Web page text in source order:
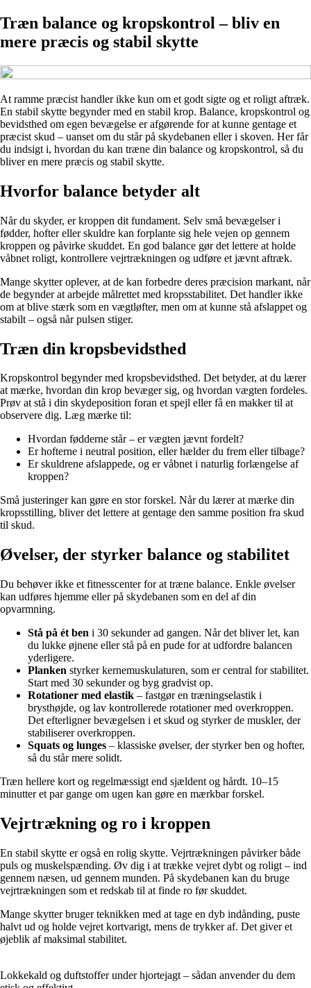
Træn balance og kropskontrol – bliv en
mere præcis og stabil skytte
At ramme præcist handler ikke kun om et godt sigte og et roligt aftræk.
En stabil skytte begynder med en stabil krop. Balance, kropskontrol og
bevidsthed om egen bevægelse er afgørende for at kunne gentage et
præcist skud – uanset om du står på skydebanen eller i skoven. Her får
du indsigt i, hvordan du kan træne din balance og kropskontrol, så du
bliver en mere præcis og stabil skytte.
Hvorfor balance betyder alt
Når du skyder, er kroppen dit fundament. Selv små bevægelser i
fødder, hofter eller skuldre kan forplante sig hele vejen op gennem
kroppen og påvirke skuddet. En god balance gør det lettere at holde
våbnet roligt, kontrollere vejrtrækningen og udføre et jævnt aftræk.
Mange skytter oplever, at de kan forbedre deres præcision markant, når
de begynder at arbejde målrettet med kropsstabilitet. Det handler ikke
om at blive stærk som en vægtløfter, men om at kunne stå afslappet og
stabilt – også når pulsen stiger.
Træn din kropsbevidsthed
Kropskontrol begynder med kropsbevidsthed. Det betyder, at du lærer
at mærke, hvordan din krop bevæger sig, og hvordan vægten fordeles.
Prøv at stå i din skydeposition foran et spejl eller få en makker til at
observere dig. Læg mærke til:
Hvordan fødderne står – er vægten jævnt fordelt?
Er hofterne i neutral position, eller hælder du frem eller tilbage?
Er skuldrene afslappede, og er våbnet i naturlig forlængelse af
kroppen?
Små justeringer kan gøre en stor forskel. Når du lærer at mærke din
kropsstilling, bliver det lettere at gentage den samme position fra skud
til skud.
Øvelser, der styrker balance og stabilitet
Du behøver ikke et fitnesscenter for at træne balance. Enkle øvelser
kan udføres hjemme eller på skydebanen som en del af din
opvarmning.
Stå på ét ben i 30 sekunder ad gangen. Når det bliver let, kan
du lukke øjnene eller stå på en pude for at udfordre balancen
yderligere.
Planken styrker kernemuskulaturen, som er central for stabilitet.
Start med 30 sekunder og byg gradvist op.
Rotationer med elastik – fastgør en træningselastik i
brysthøjde, og lav kontrollerede rotationer med overkroppen.
Det efterligner bevægelsen i et skud og styrker de muskler, der
stabiliserer overkroppen.
Squats og lunges – klassiske øvelser, der styrker ben og hofter,
så du står mere solidt.
Træn hellere kort og regelmæssigt end sjældent og hårdt. 10–15
minutter et par gange om ugen kan gøre en mærkbar forskel.
Vejrtrækning og ro i kroppen
En stabil skytte er også en rolig skytte. Vejrtrækningen påvirker både
puls og muskelspænding. Øv dig i at trække vejret dybt og roligt – ind
gennem næsen, ud gennem munden. På skydebanen kan du bruge
vejrtrækningen som et redskab til at finde ro før skuddet.
Mange skytter bruger teknikken med at tage en dyb indånding, puste
halvt ud og holde vejret kortvarigt, mens de trykker af. Det giver et
øjeblik af maksimal stabilitet.
Lokkekald og duftstoffer under hjortejagt – sådan anvender du dem